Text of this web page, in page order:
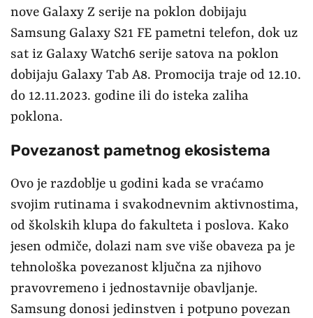
nove Galaxy Z serije na poklon dobijaju
Samsung Galaxy S21 FE pametni telefon, dok uz
sat iz Galaxy Watch6 serije satova na poklon
dobijaju Galaxy Tab A8. Promocija traje od 12.10.
do 12.11.2023. godine ili do isteka zaliha
poklona.
Povezanost pametnog ekosistema
Ovo je razdoblje u godini kada se vraćamo
svojim rutinama i svakodnevnim aktivnostima,
od školskih klupa do fakulteta i poslova. Kako
jesen odmiče, dolazi nam sve više obaveza pa je
tehnološka povezanost ključna za njihovo
pravovremeno i jednostavnije obavljanje.
Samsung donosi jedinstven i potpuno povezan